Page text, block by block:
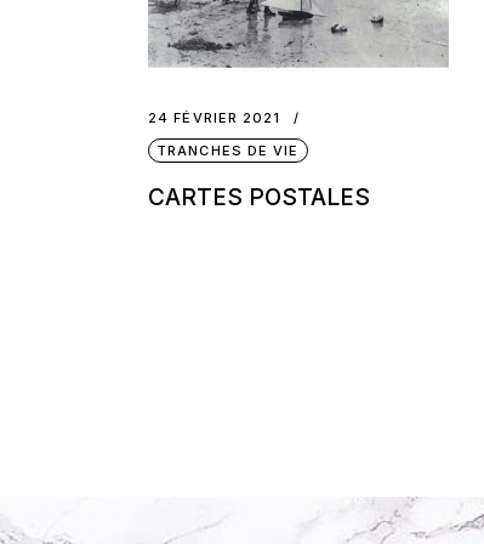
24 FÉVRIER 2021
TRANCHES DE VIE
CARTES POSTALES